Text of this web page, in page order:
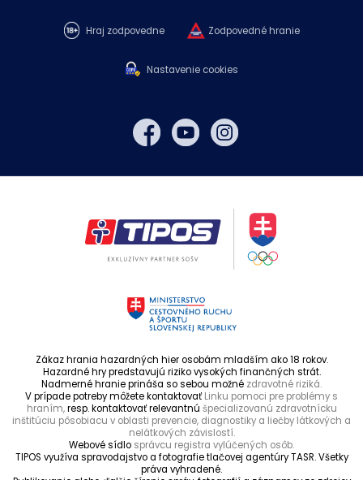
Hraj zodpovedne Zodpovedné hranie
Nastavenie cookies
Zákaz hrania hazardných hier osobám mladším ako 18 rokov.
Hazardné hry predstavujú riziko vysokých finančných strát.
Nadmerné hranie prináša so sebou možné zdravotné riziká.
V prípade potreby môžete kontaktovaťLinku pomoci pre problémy s
hraním,resp. kontaktovať relevantnú špecializovanú zdravotnícku
inštitúciu pôsobiacu v oblasti prevencie, diagnostiky a liečby látkových a
nelátkových závislostí.
Webové sídlo správcu registra vylúčených osôb.
TIPOS využíva spravodajstvo a fotografie tlačovej agentúry TASR. Všetky
práva vyhradené.